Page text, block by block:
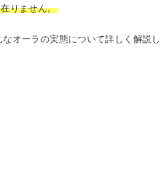
りません。
なオーラの実態について詳しく解説し